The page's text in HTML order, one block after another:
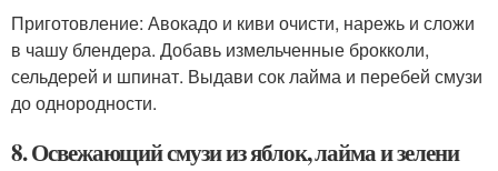
Приготовление: Авокадо и киви очисти, нарежь и сложи
в чашу блендера. Добавь измельченные брокколи,
сельдерей и шпинат. Выдави сок лайма и перебей смузи
до однородности.
8. Освежающий смузи из яблок, лайма и зелени